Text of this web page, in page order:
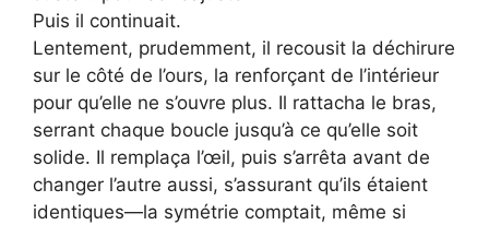
Puis il continuait.
Lentement, prudemment, il recousit la déchirure
sur le côté de l’ours, la renforçant de l’intérieur
pour qu’elle ne s’ouvre plus. Il rattacha le bras,
serrant chaque boucle jusqu’à ce qu’elle soit
solide. Il remplaça l’œil, puis s’arrêta avant de
changer l’autre aussi, s’assurant qu’ils étaient
identiques—la symétrie comptait, même si